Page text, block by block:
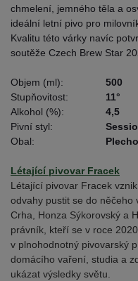
chmelení, jemného těla a
ideální letní pivo pro
Kvalitu této várky navíc
soutěže Czech Brew Star
Objem (ml):
500
Stupňovitost:
11°
Alkohol (%):
4,5
Pivní styl:
Obal:
Létající pivovar Fracek
Létající pivovar Fracek
odvahy pustit se do něčeho
Crha, Honza Sýkorovský a
právník, kteří se v roce
v plnohodnotný pivovarský
domácího vaření, studia a
ukázat výsledky světu.